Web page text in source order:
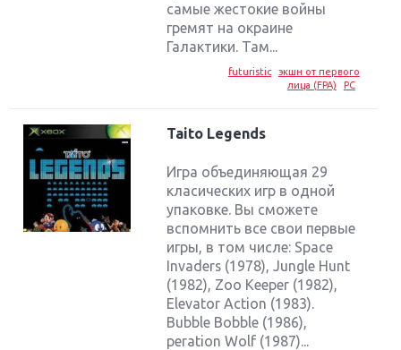
самые жестокие войны
гремят на окраине
Галактики. Там...
futuristic
экшн от первого
лица (FPA)
PC
Taito Legends
Игра объединяющая 29
класических игр в одной
упаковке. Вы сможете
вспомнить все свои первые
игры, в том числе: Space
Invaders (1978), Jungle Hunt
(1982), Zoo Keeper (1982),
Elevator Action (1983).
Bubble Bobble (1986),
peration Wolf (1987)...